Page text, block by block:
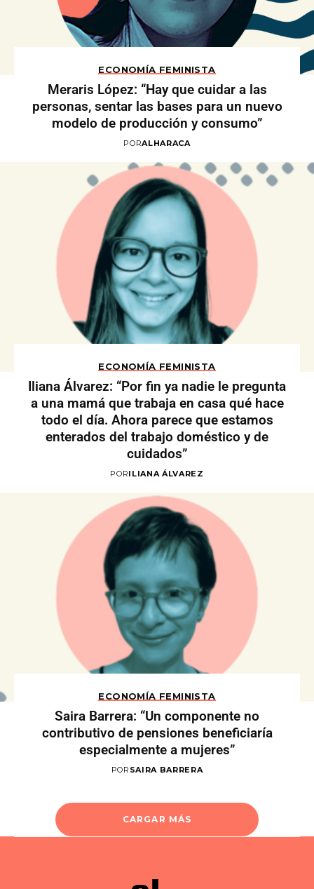
ECONOMÍA FEMINISTA
Meraris López: “Hay que cuidar a las
personas, sentar las bases para un nuevo
modelo de producción y consumo”
PORALHARACA
ECONOMÍA FEMINISTA
Iliana Álvarez: “Por fin ya nadie le pregunta
a una mamá que trabaja en casa qué hace
todo el día. Ahora parece que estamos
enterados del trabajo doméstico y de
cuidados”
PORILIANA ÁLVAREZ
ECONOMÍA FEMINISTA
Saira Barrera: “Un componente no
contributivo de pensiones beneficiaría
especialmente a mujeres”
POR SAIRA BARRERA
CARGAR MÁS